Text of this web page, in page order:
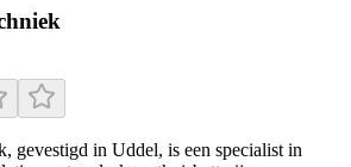
gevestigd in Uddel, is een specialist in